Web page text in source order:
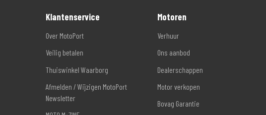
Klantenservice
Over MotoPort
Veilig betalen
Thuiswinkel Waarborg
Afmelden / Wijzigen MotoPort
Newsletter
Motoren
Verhuur
Ons aanbod
Dealerschappen
Motor verkopen
Bovag Garantie